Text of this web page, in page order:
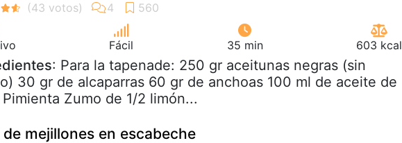
Fácil 35 min 603 kcal
: Para la tapenade: 250 gr aceitunas negras (sin
30 gr de alcaparras 60 gr de anchoas 100 ml de aceite de
Zumo de 1/2 limón...
de mejillones en escabeche